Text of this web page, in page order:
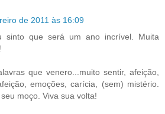
de 2011 às 16:09
sinto que será um ano incrível. Muita
que venero...muito sentir, afeição,
emoções, carícia, (sem) mistério.
moço. Viva sua volta!